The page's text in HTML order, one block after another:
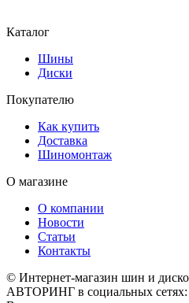
Каталог
Шины
Диски
Покупателю
Как купить
Доставка
Шиномонтаж
О магазине
О компании
Новости
Статьи
Контакты
© Интернет-магазин шин и
АВТОРИНГ в социальных сетях: